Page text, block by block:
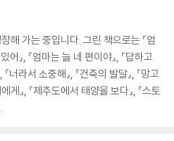
해 가는 중입니다. 그린 책으로는 『엄
어』, 『엄마는 늘 네 편이야』, 『답하고
라서 소중해』, 『건축의 발달』, 『망고
게』, 『제주도에서 태양을 보다』, 『스토